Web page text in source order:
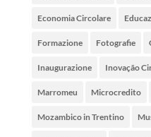
Economia Circolare
Formazione Fotografie
Inaugurazione Inovação
Marromeu Microcredito
Mozambico in Trentino